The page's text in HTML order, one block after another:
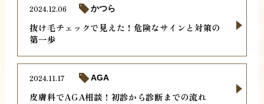
抜け毛チェックで見えた！危険なサインと対策の
第一歩
2024.12.06 かつら
皮膚科でAGA相談！初診から診断までの流れ
2024.11.17 AGA